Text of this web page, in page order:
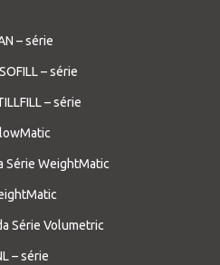
– série
– série
– série
Série WeightMatic
Série Volumetric
– série